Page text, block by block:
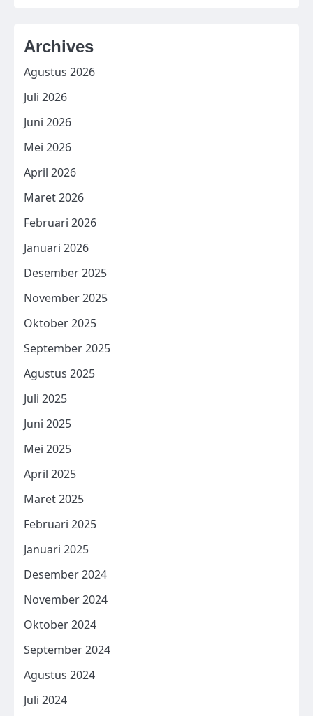
Archives
Agustus 2026
Juli 2026
Juni 2026
Mei 2026
April 2026
Maret 2026
Februari 2026
Januari 2026
Desember 2025
November 2025
Oktober 2025
September 2025
Agustus 2025
Juli 2025
Juni 2025
Mei 2025
April 2025
Maret 2025
Februari 2025
Januari 2025
Desember 2024
November 2024
Oktober 2024
September 2024
Agustus 2024
Juli 2024